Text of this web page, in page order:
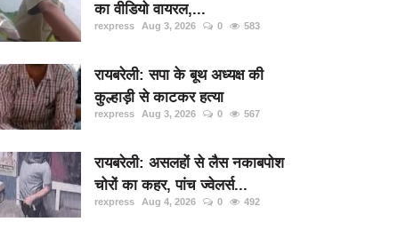
का वीडियो वायरल,...
rexpress Aug 3, 2026 0 583
रायबरेली: सपा के बूथ अध्यक्ष की
कुल्हाड़ी से काटकर हत्या
rexpress Aug 3, 2026 0 567
रायबरेली: असलहों से लैस नकाबपोश
चोरों का कहर, पांच ज्वेलर्स...
rexpress Aug 4, 2026 0 492